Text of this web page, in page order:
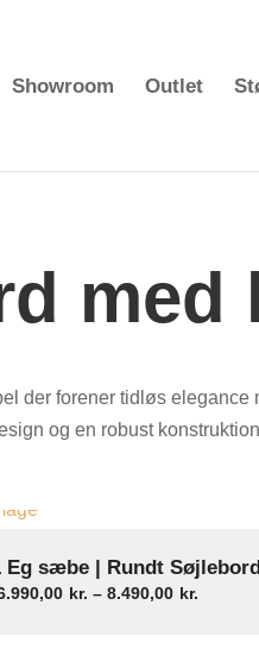
Showroom Outlet
med
der forener tidløs
og en robust
Select Options
Eg sæbe | Rundt
kr. – 8.490,00 kr.